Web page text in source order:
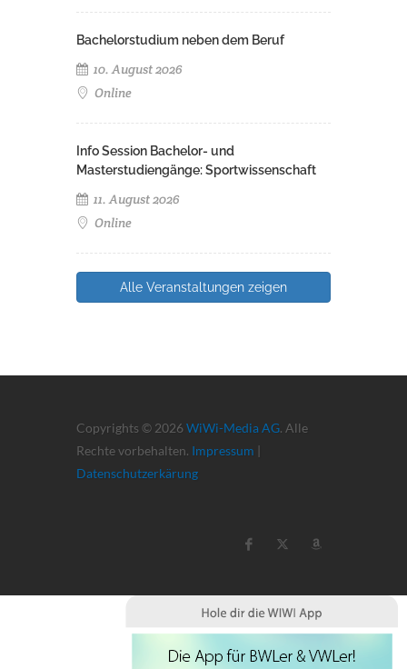
Bachelorstudium neben dem Beruf
10. August 2026
Online
Info Session Bachelor- und
Masterstudiengänge: Sportwissenschaft
11. August 2026
Online
Alle Veranstaltungen zeigen
Copyrights © 2026 WiWi-Media AG. Alle
Rechte vorbehalten. Impressum |
Datenschutzerkärung